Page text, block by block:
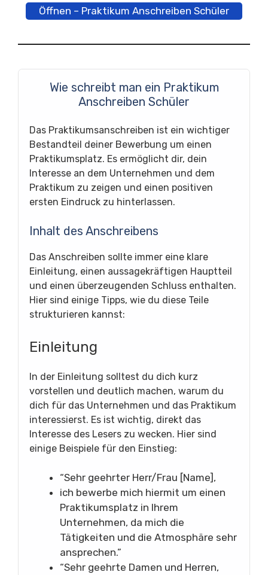
Öffnen – Praktikum Anschreiben Schüler
Wie schreibt man ein Praktikum
Anschreiben Schüler
Das Praktikumsanschreiben ist ein wichtiger
Bestandteil deiner Bewerbung um einen
Praktikumsplatz. Es ermöglicht dir, dein
Interesse an dem Unternehmen und dem
Praktikum zu zeigen und einen positiven
ersten Eindruck zu hinterlassen.
Inhalt des Anschreibens
Das Anschreiben sollte immer eine klare
Einleitung, einen aussagekräftigen Hauptteil
und einen überzeugenden Schluss enthalten.
Hier sind einige Tipps, wie du diese Teile
strukturieren kannst:
Einleitung
In der Einleitung solltest du dich kurz
vorstellen und deutlich machen, warum du
dich für das Unternehmen und das Praktikum
interessierst. Es ist wichtig, direkt das
Interesse des Lesers zu wecken. Hier sind
einige Beispiele für den Einstieg:
“Sehr geehrter Herr/Frau [Name],
ich bewerbe mich hiermit um einen
Praktikumsplatz in Ihrem
Unternehmen, da mich die
Tätigkeiten und die Atmosphäre sehr
ansprechen.”
“Sehr geehrte Damen und Herren,